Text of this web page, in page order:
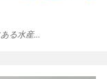
る水産…